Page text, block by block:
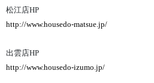
松江店HP
http://www.housedo-matsue.jp/
出雲店HP
http://www.housedo-izumo.jp/